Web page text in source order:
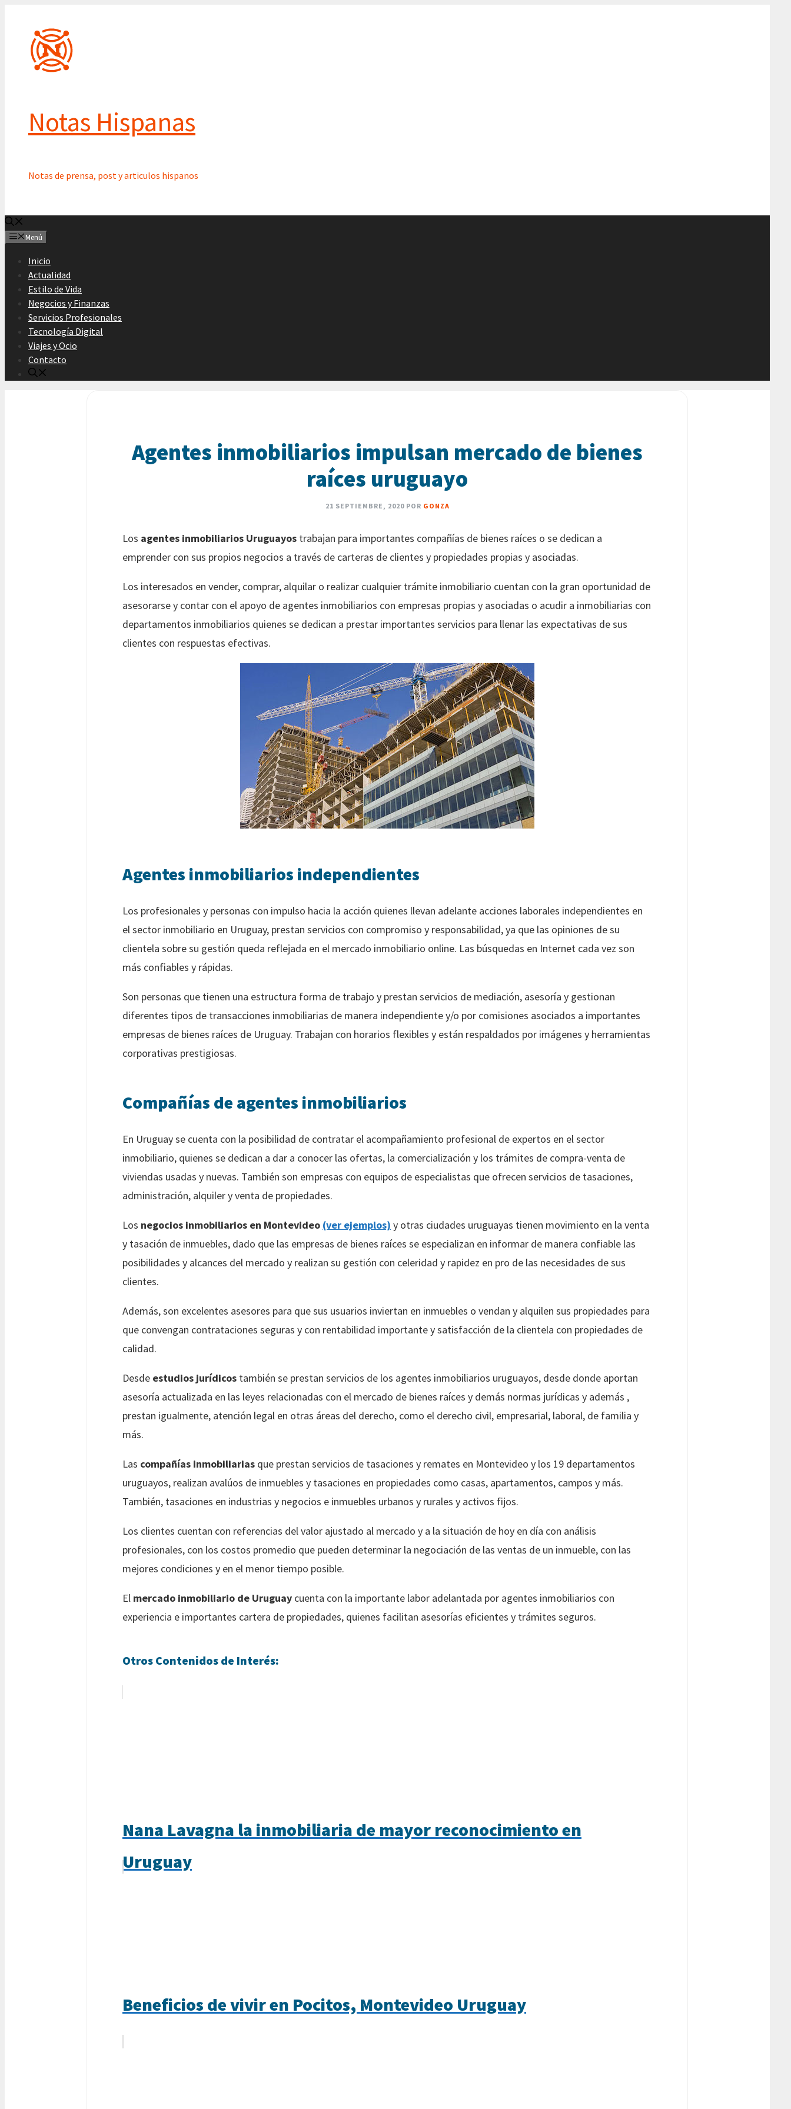
contenido
Notas Hispanas
Notas de prensa, post y articulos hispanos
Menú
Inicio
Actualidad
Estilo de Vida
Negocios y Finanzas
Servicios Profesionales
Tecnología Digital
Viajes y Ocio
Contacto
Agentes inmobiliarios impulsan mercado de bienes
raíces uruguayo
21 SEPTIEMBRE, 2020 POR GONZA
Los agentes inmobiliarios Uruguayos trabajan para importantes compañías de bienes raíces o se dedican a
emprender con sus propios negocios a través de carteras de clientes y propiedades propias y asociadas.
Los interesados en vender, comprar, alquilar o realizar cualquier trámite inmobiliario cuentan con la gran oportunidad de
asesorarse y contar con el apoyo de agentes inmobiliarios con empresas propias y asociadas o acudir a inmobiliarias con
departamentos inmobiliarios quienes se dedican a prestar importantes servicios para llenar las expectativas de sus
clientes con respuestas efectivas.
Agentes inmobiliarios independientes
Los profesionales y personas con impulso hacia la acción quienes llevan adelante acciones laborales independientes en
el sector inmobiliario en Uruguay, prestan servicios con compromiso y responsabilidad, ya que las opiniones de su
clientela sobre su gestión queda reflejada en el mercado inmobiliario online. Las búsquedas en Internet cada vez son
más confiables y rápidas.
Son personas que tienen una estructura forma de trabajo y prestan servicios de mediación, asesoría y gestionan
diferentes tipos de transacciones inmobiliarias de manera independiente y/o por comisiones asociados a importantes
empresas de bienes raíces de Uruguay. Trabajan con horarios flexibles y están respaldados por imágenes y herramientas
corporativas prestigiosas.
Compañías de agentes inmobiliarios
En Uruguay se cuenta con la posibilidad de contratar el acompañamiento profesional de expertos en el sector
inmobiliario, quienes se dedican a dar a conocer las ofertas, la comercialización y los trámites de compra-venta de
viviendas usadas y nuevas. También son empresas con equipos de especialistas que ofrecen servicios de tasaciones,
administración, alquiler y venta de propiedades.
Los negocios inmobiliarios en Montevideo (ver ejemplos) y otras ciudades uruguayas tienen movimiento en la venta
y tasación de inmuebles, dado que las empresas de bienes raíces se especializan en informar de manera confiable las
posibilidades y alcances del mercado y realizan su gestión con celeridad y rapidez en pro de las necesidades de sus
clientes.
Además, son excelentes asesores para que sus usuarios inviertan en inmuebles o vendan y alquilen sus propiedades para
que convengan contrataciones seguras y con rentabilidad importante y satisfacción de la clientela con propiedades de
calidad.
Desde estudios jurídicos también se prestan servicios de los agentes inmobiliarios uruguayos, desde donde aportan
asesoría actualizada en las leyes relacionadas con el mercado de bienes raíces y demás normas jurídicas y además ,
prestan igualmente, atención legal en otras áreas del derecho, como el derecho civil, empresarial, laboral, de familia y
más.
Las compañías inmobiliarias que prestan servicios de tasaciones y remates en Montevideo y los 19 departamentos
uruguayos, realizan avalúos de inmuebles y tasaciones en propiedades como casas, apartamentos, campos y más.
También, tasaciones en industrias y negocios e inmuebles urbanos y rurales y activos fijos.
Los clientes cuentan con referencias del valor ajustado al mercado y a la situación de hoy en día con análisis
profesionales, con los costos promedio que pueden determinar la negociación de las ventas de un inmueble, con las
mejores condiciones y en el menor tiempo posible.
El mercado inmobiliario de Uruguay cuenta con la importante labor adelantada por agentes inmobiliarios con
experiencia e importantes cartera de propiedades, quienes facilitan asesorías eficientes y trámites seguros.
Otros Contenidos de Interés:
Nana Lavagna la inmobiliaria de mayor reconocimiento en
Uruguay
Beneficios de vivir en Pocitos, Montevideo Uruguay